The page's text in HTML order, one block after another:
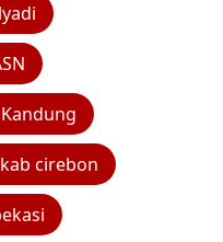
cirebon